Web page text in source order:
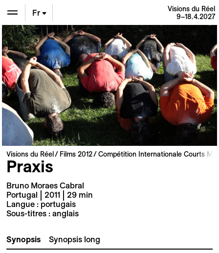
En
De
Fr
Visions du Réel
9–18.4.2027
Visions du Réel Films 2012 Compétition Internationale Courts
Praxis
Bruno Moraes Cabral
Portugal | 2011 | 29 min
Langue : portugais
Sous-titres : anglais
Synopsis Synopsis long